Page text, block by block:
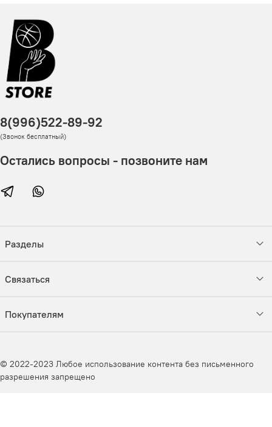
Разделы
Связаться
Покупателям
8(996)522-89-92
(Звонок бесплатный)
Остались вопросы - позвоните нам
© 2022-2023 Любое использование контента без письменного
разрешения запрещено